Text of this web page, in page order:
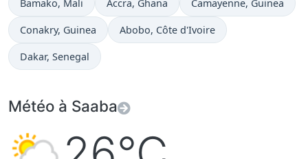
Bamako, Mali Accra, Ghana Camayenne, Guinea
Heure actuelle à
Conakry, Guinea Heure actuelle à
Abobo, Côte d'Ivoire
Heure actuelle à
Dakar, Senegal
Météo à Saaba